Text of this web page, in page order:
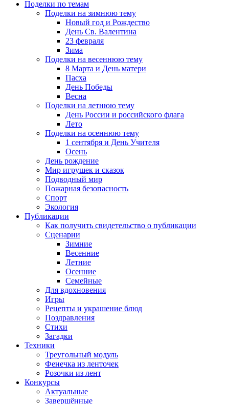
Поделки по темам
Поделки на зимнюю тему
Новый год и Рождество
День Св. Валентина
23 февраля
Зима
Поделки на весеннюю тему
8 Марта и День матери
Пасха
День Победы
Весна
Поделки на летнюю тему
День России и российского флага
Лето
Поделки на осеннюю тему
1 сентября и День Учителя
Осень
День рождение
Мир игрушек и сказок
Подводный мир
Пожарная безопасность
Спорт
Экология
Публикации
Как получить свидетельство о публикации
Сценарии
Зимние
Весенние
Летние
Осенние
Семейные
Для вдохновения
Игры
Рецепты и украшение блюд
Поздравления
Стихи
Загадки
Техники
Треугольный модуль
Фенечка из ленточек
Розочки из лент
Конкурсы
Актуальные
Завершённые